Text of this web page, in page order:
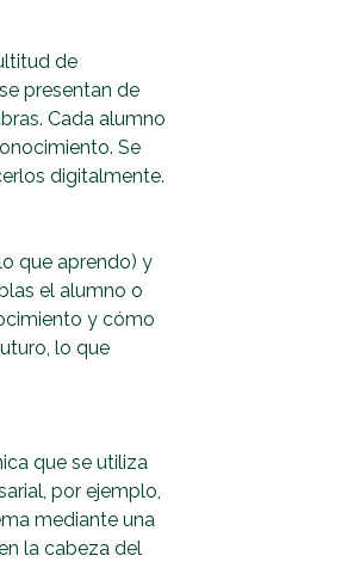
de
presentan de
Cada alumno
Se
digitalmente.
que aprendo) y
el alumno o
y cómo
lo que
que se utiliza
por ejemplo,
mediante una
la cabeza del